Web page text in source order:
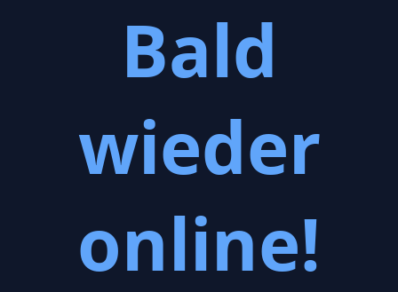
Bald
wieder
online!